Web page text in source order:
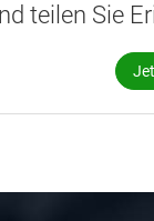
teilen Sie